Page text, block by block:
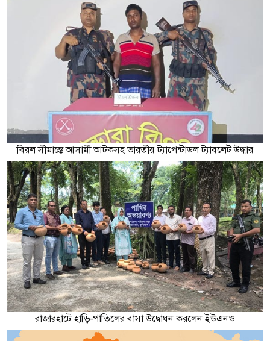
বিরল সীমান্তে আসামী আটকসহ ভারতীয় ট্যাপেন্টাডল ট্যাবলেট উদ্ধার
রাজারহাটে হাড়ি-পাতিলের বাসা উদ্বোধন করলেন ইউএনও